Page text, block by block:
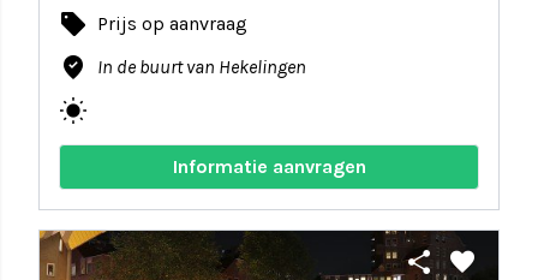
local_offer Prijs op aanvraag
where_to_vote In de buurt van Hekelingen
wb_sunny
Informatie aanvragen
share favorite